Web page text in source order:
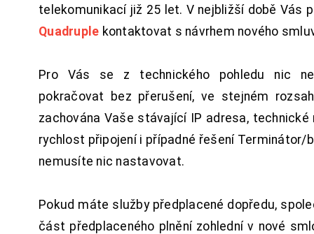
telekomunikací již 25 let. V nejbližší době Vás
Quadruple kontaktovat s návrhem nového
Pro Vás se z technického pohledu nic
pokračovat bez přerušení, ve stejném
zachována Vaše stávající IP adresa, technické
rychlost připojení i případné řešení Terminátor/
nemusíte nic nastavovat.
Pokud máte služby předplacené dopředu,
část předplaceného plnění zohlední v nové